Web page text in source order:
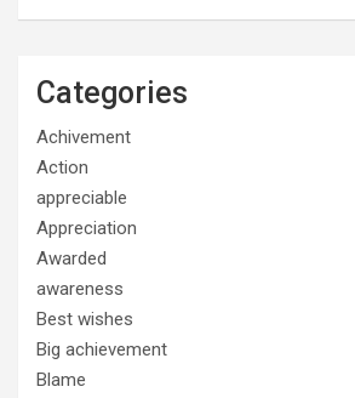
Categories
Achivement
Action
appreciable
Appreciation
Awarded
awareness
Best wishes
Big achievement
Blame